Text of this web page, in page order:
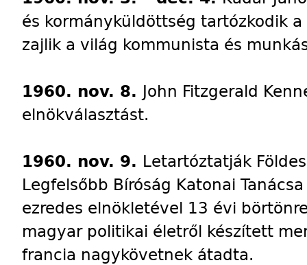
és kormányküldöttség tartózkodik
zajlik a világ kommunista és
1960. nov. 8. John Fitzgerald
elnökválasztást.
1960. nov. 9. Letartóztatják
Legfelsőbb Bíróság Katonai
ezredes elnökletével 13 évi
magyar politikai életről készített
francia nagykövetnek átadta.